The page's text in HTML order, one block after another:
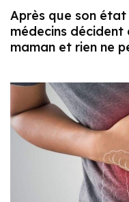
Après que son
médecins
maman et rien ne